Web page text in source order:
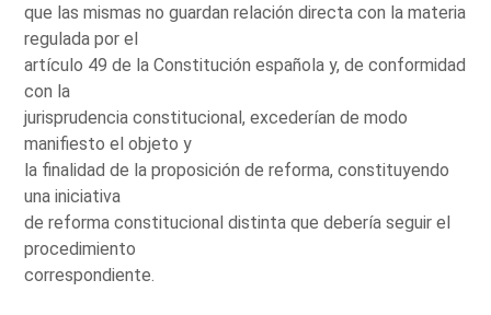
que las mismas no guardan relación directa con la materia
regulada por el
artículo 49 de la Constitución española y, de conformidad
con la
jurisprudencia constitucional, excederían de modo
manifiesto el objeto y
la finalidad de la proposición de reforma, constituyendo
una iniciativa
de reforma constitucional distinta que debería seguir el
procedimiento
correspondiente.